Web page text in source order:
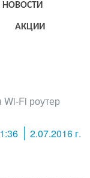
НОВОСТИ
АКЦИИ
Fi роутер
2.07.2016 г.